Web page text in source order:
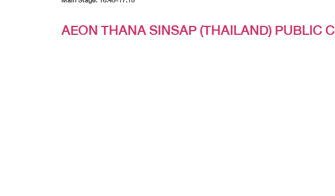
AEON THANA SINSAP (THAILAND) PUBLIC